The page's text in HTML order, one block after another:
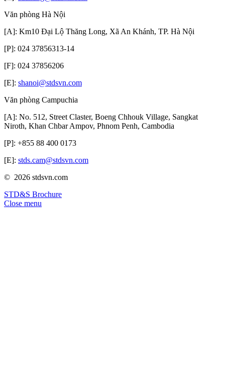
Văn phòng Hà Nội
[A]: Km10 Đại Lộ Thăng Long, Xã An Khánh, TP. Hà Nội
[P]: 024 37856313-14
[F]: 024 37856206
[E]: shanoi@stdsvn.com
Văn phòng Campuchia
[A]: No. 512, Street Claster, Boeng Chhouk Village, Sangkat
Niroth, Khan Chbar Ampov, Phnom Penh, Cambodia
[P]: +855 88 400 0173
[E]: stds.cam@stdsvn.com
© 2026 stdsvn.com
STD&S Brochure
Close menu